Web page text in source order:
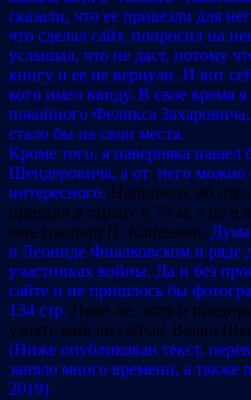
сказали, что ее привезли для
что сделал сайт, попросил на
услышал, что не даст, потому
книгу и ее не вернули. И вот
кого имел ввиду. В свое время
покойного Феликса
стало бы на свои места.
Кроме того, я наверняка нашел
Шендеровича, а от него можно
интересного. Например, об
приехал в страну в 73-м, а не в
мне говорил П. Кацевман.
о Леониде Фиалковском и ряде
участниках войны. Да и без
сайте и не пришлось бы
134 стр. Пока же, хотя и
узнать жив ли сейчас Велвл
(Ниже опубликован текст,
заняло много времени, а
2019)